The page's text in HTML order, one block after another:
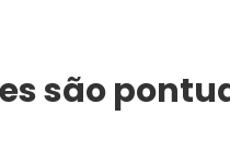
são